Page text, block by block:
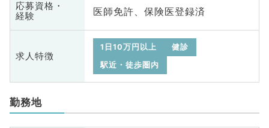
応募資格・
経験
医師免許、保険医登録済
求人特徴
1日10万円以上
健診
駅近・徒歩圏内
勤務地